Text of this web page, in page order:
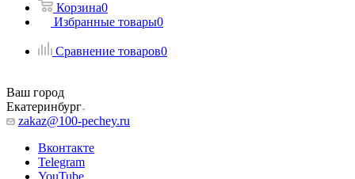
Корзина0
Избранные товары0
Сравнение товаров0
Ваш город
Екатеринбург
zakaz@100-pechey.ru
Вконтакте
Telegram
YouTube